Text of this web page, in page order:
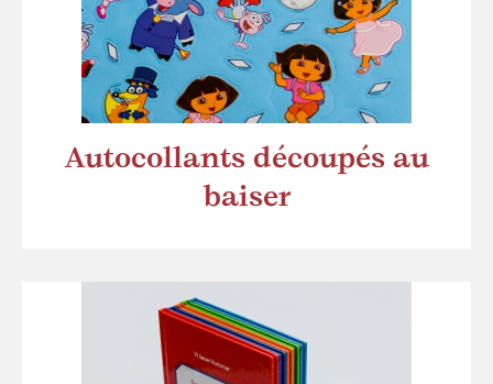
Autocollants découpés au
baiser